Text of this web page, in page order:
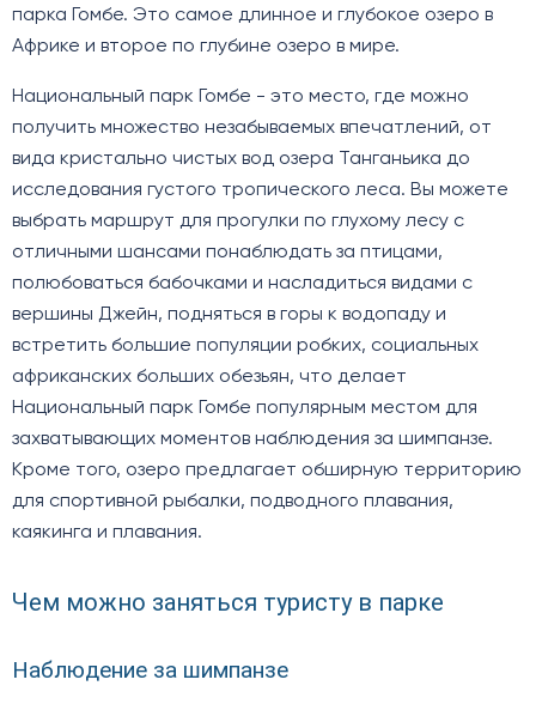
парка Гомбе. Это самое длинное и глубокое озеро в
Африке и второе по глубине озеро в мире.
Национальный парк Гомбе - это место, где можно
получить множество незабываемых впечатлений, от
вида кристально чистых вод озера Танганьика до
исследования густого тропического леса. Вы можете
выбрать маршрут для прогулки по глухому лесу с
отличными шансами понаблюдать за птицами,
полюбоваться бабочками и насладиться видами с
вершины Джейн, подняться в горы к водопаду и
встретить большие популяции робких, социальных
африканских больших обезьян, что делает
Национальный парк Гомбе популярным местом для
захватывающих моментов наблюдения за шимпанзе.
Кроме того, озеро предлагает обширную территорию
для спортивной рыбалки, подводного плавания,
каякинга и плавания.
Чем можно заняться туристу в парке
Наблюдение за шимпанзе